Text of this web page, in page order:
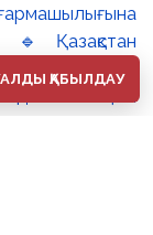
–
Ғалымқызы
ҚАБЫЛДАУ